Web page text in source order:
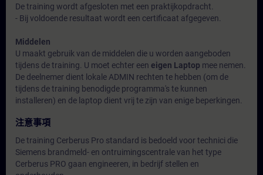
De training wordt afgesloten met een praktijkopdracht.
- Bij voldoende resultaat wordt een certificaat afgegeven.
Middelen
U maakt gebruik van de middelen die u worden aangeboden
tijdens de training. U moet echter een eigen Laptop mee nemen.
De deelnemer dient lokale ADMIN rechten te hebben (om de
tijdens de training benodigde programma's te kunnen
installeren) en de laptop dient vrij te zijn van enige beperkingen.
注意事項
De training Cerberus Pro standard is bedoeld voor technici die
Siemens brandmeld- en ontruimingscentrale van het type
Cerberus PRO gaan engineeren, in bedrijf stellen en